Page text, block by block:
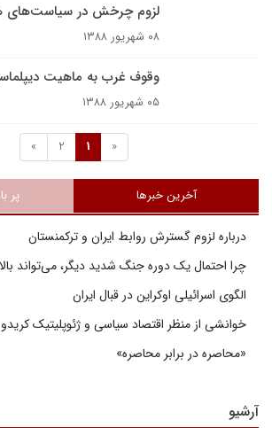
لزوم چرخش در سیاست‌های
۰۸ شهریور ۱۳۸۸
وقوف غرب به ماهیت
۰۵ شهریور ۱۳۸۸
«
1
2
»
آخرین خبرها پر
درباره لزوم گسترش روابط ایران و ترکمنستان
چرا احتمال یک دوره جنگ شدید دیگر، می‌تواند
الگوی اسرائیلی اوکراین در قبال ایران
خوانشی از منظر اقتصاد سیاسی و ژئوپلیتیک
«محاصره در برابر محاصره»
آرشیو